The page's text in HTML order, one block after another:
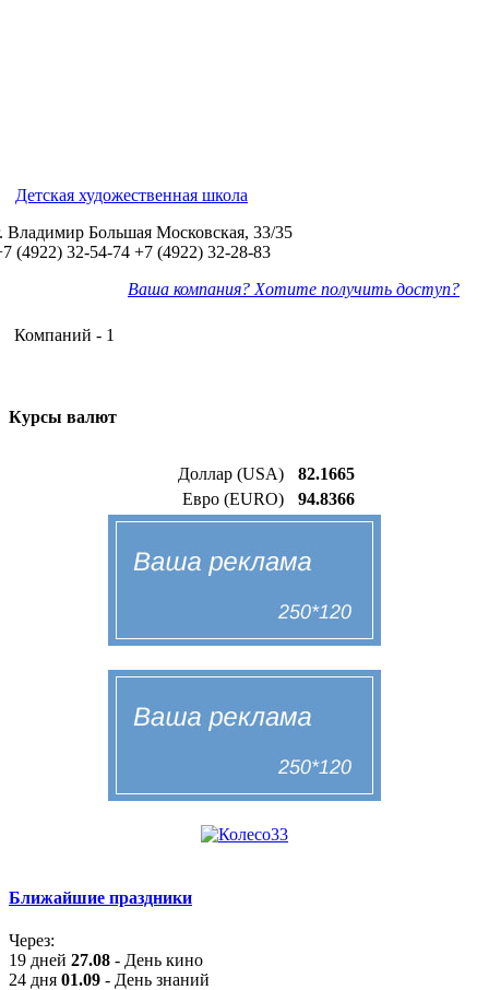
Детская художественная школа
Владимир Большая Московская, 33/35
(4922) 32-54-74 +7 (4922) 32-28-83
Ваша компания? Хотите получить доступ?
Компаний - 1
Курсы валют
Доллар (USA)
82.1665
Евро (EURO)
94.8366
Ближайшие праздники
Через:
19 дней 27.08 - День кино
24 дня 01.09 - День знаний